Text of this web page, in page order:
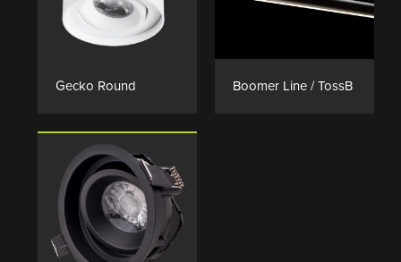
Gecko Round Boomer Line / TossB
PRODUKTSIDE